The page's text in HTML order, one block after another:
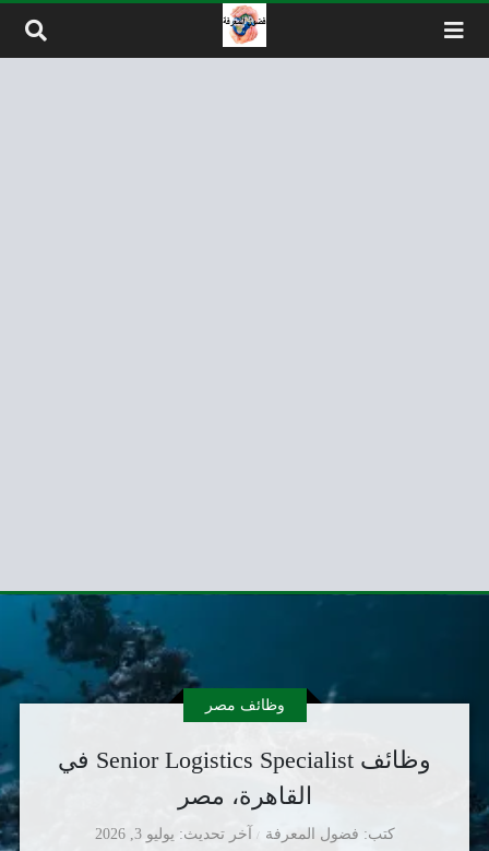
وظائف Senior Logistics Specialist في
القاهرة، مصر
كتب فضول المعرفة
وظائف مصر
آخر تحديث يوليو 3, 2026